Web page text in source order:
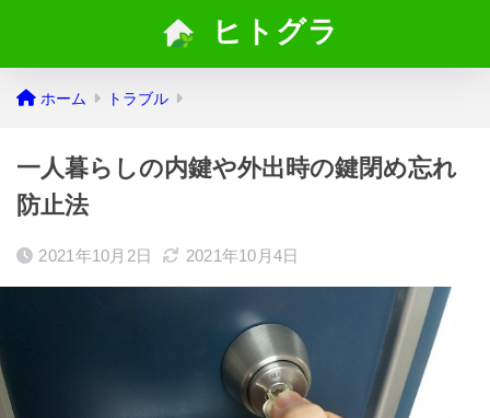
ヒトグラ
ホーム トラブル
一人暮らしの内鍵や外出時の鍵閉め忘れ
防止法
2021年10月2日 2021年10月4日